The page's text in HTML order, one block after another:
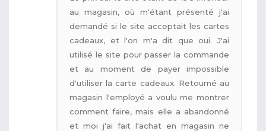
au magasin, où m'étant présenté j'ai
demandé si le site acceptait les cartes
cadeaux, et l'on m'a dit que oui. J'ai
utilisé le site pour passer la commande
et au moment de payer impossible
d'utiliser la carte cadeaux. Retourné au
magasin l'employé a voulu me montrer
comment faire, mais elle a abandonné
et moi j'ai fait l'achat en magasin ne